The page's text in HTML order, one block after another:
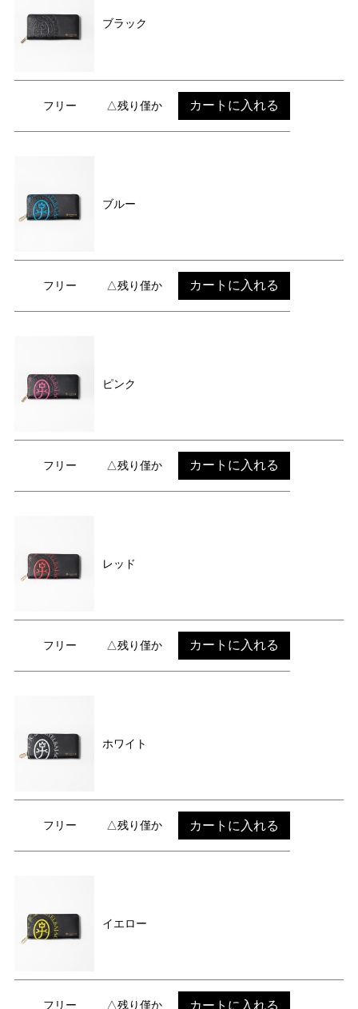
ブラック
フリー △残り僅か カートに入れる
ブルー
フリー △残り僅か カートに入れる
ピンク
フリー △残り僅か カートに入れる
レッド
フリー △残り僅か カートに入れる
ホワイト
フリー △残り僅か カートに入れる
イエロー
フリー △残り僅か カートに入れる